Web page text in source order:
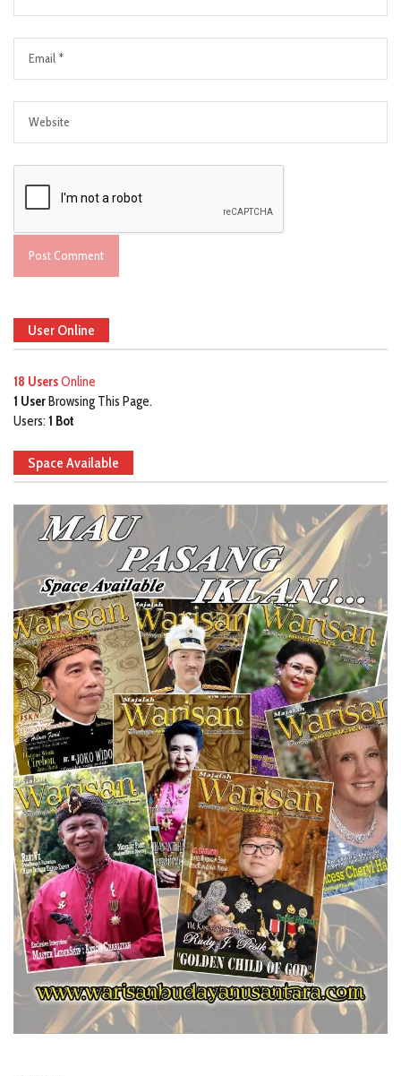
User Online
18 UsersOnline
1 UserBrowsing This Page.
Users: 1 Bot
Space Available